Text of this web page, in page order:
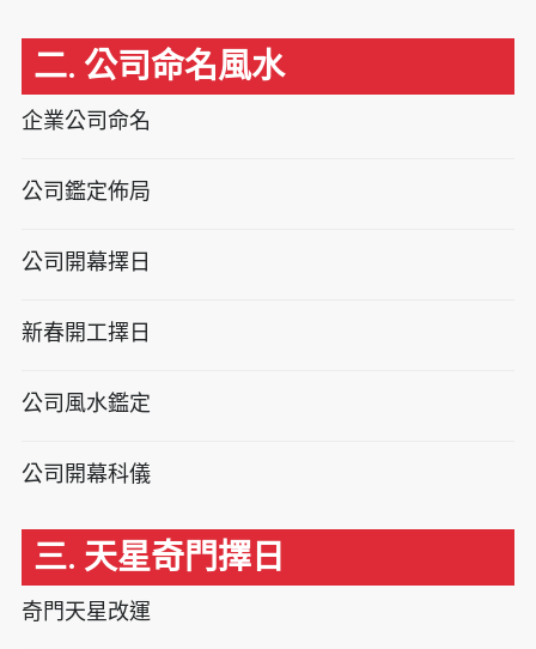
二. 公司命名風水
企業公司命名
公司鑑定佈局
公司開幕擇日
新春開工擇日
公司風水鑑定
公司開幕科儀
三. 天星奇門擇日
奇門天星改運